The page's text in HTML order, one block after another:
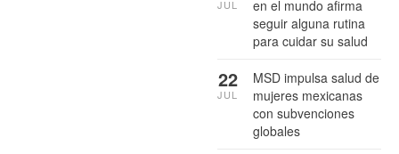
en el mundo afirma
seguir alguna rutina
para cuidar su salud
JUL
MSD impulsa salud de
mujeres mexicanas
con subvenciones
globales
22
JUL